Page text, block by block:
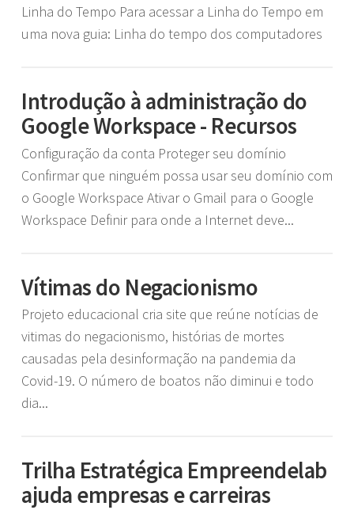
Linha do Tempo Para acessar a Linha do Tempo em
uma nova guia: Linha do tempo dos computadores
Introdução à administração do
Google Workspace - Recursos
Configuração da conta Proteger seu domínio
Confirmar que ninguém possa usar seu domínio com
o Google Workspace Ativar o Gmail para o Google
Workspace Definir para onde a Internet deve...
Vítimas do Negacionismo
Projeto educacional cria site que reúne notícias de
vitimas do negacionismo, histórias de mortes
causadas pela desinformação na pandemia da
Covid-19. O número de boatos não diminui e todo
dia...
Trilha Estratégica Empreendelab
ajuda empresas e carreiras